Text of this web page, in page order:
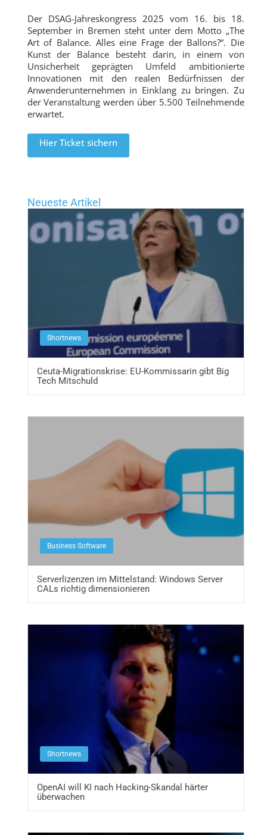
Der DSAG-Jahreskongress 2025 vom 16. bis 18.
September in Bremen steht unter dem Motto „The
Art of Balance. Alles eine Frage der Ballons?“. Die
Kunst der Balance besteht darin, in einem von
Unsicherheit geprägten Umfeld ambitionierte
Innovationen mit den realen Bedürfnissen der
Anwenderunternehmen in Einklang zu bringen. Zu
der Veranstaltung werden über 5.500 Teilnehmende
erwartet.
Hier Ticket sichern
Neueste Artikel
Shortnews
Ceuta-Migrationskrise: EU-Kommissarin gibt Big
Tech Mitschuld
Business Software
Serverlizenzen im Mittelstand: Windows Server
CALs richtig dimensionieren
Shortnews
OpenAI will KI nach Hacking-Skandal härter
überwachen